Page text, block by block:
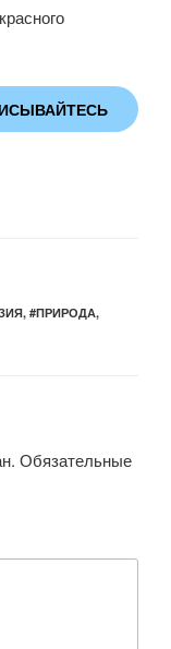
, #ПРИРОДА,
Обязательные